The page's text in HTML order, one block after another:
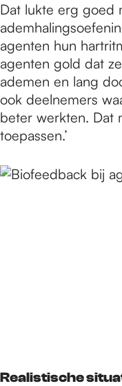
Dat lukte erg goed
agenten hun
agenten gold dat
ademen en lang
ook deelnemers
beter werkten. Dat
toepassen.’
Realistische